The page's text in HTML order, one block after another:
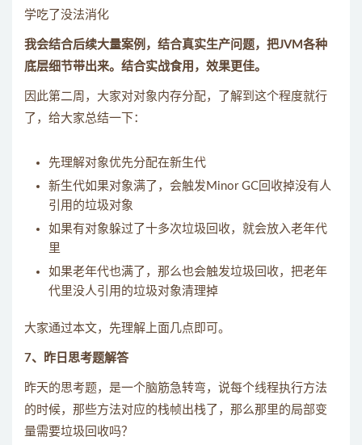
学吃了没法消化
我会结合后续大量案例，结合真实生产问题，把JVM各种
底层细节带出来。结合实战食用，效果更佳。
因此第二周，大家对对象内存分配，了解到这个程度就行
了，给大家总结一下：
先理解对象优先分配在新生代
新生代如果对象满了，会触发Minor GC回收掉没有人
引用的垃圾对象
如果有对象躲过了十多次垃圾回收，就会放入老年代
里
如果老年代也满了，那么也会触发垃圾回收，把老年
代里没人引用的垃圾对象清理掉
大家通过本文，先理解上面几点即可。
7、昨日思考题解答
昨天的思考题，是一个脑筋急转弯，说每个线程执行方法
的时候，那些方法对应的栈帧出栈了，那么那里的局部变
量需要垃圾回收吗？